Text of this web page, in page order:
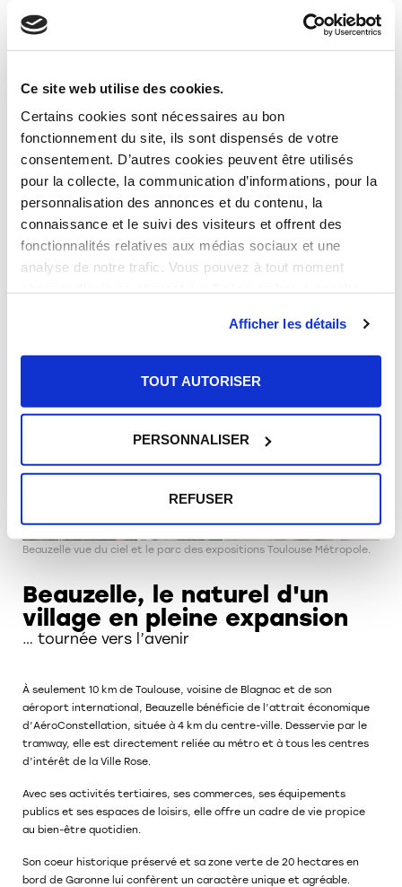
Ce site web utilise des cookies.
Certains cookies sont nécessaires au bon
fonctionnement du site, ils sont dispensés de votre
consentement. D’autres cookies peuvent être utilisés
pour la collecte, la communication d’informations, pour la
personnalisation des annonces et du contenu, la
connaissance et le suivi des visiteurs et offrent des
fonctionnalités relatives aux médias sociaux et une
analyse de notre trafic. Vous pouvez à tout moment
Afficher les détails
TOUT AUTORISER
PERSONNALISER
REFUSER
Transports depuis Beauzelle
· Accès A20, A61, A62, A64, A66, A68,
A75
·À 15 km de la gare de Toulouse-
Matabiau
·À 11 min de l’aéroport Toulouse
Beauzelle vue du ciel et le parc des expositions Toulouse Métropole.
Beauzelle, le naturel d'un
village en pleine expansion
… tournée vers l’avenir
À seulement 10 km de Toulouse, voisine de Blagnac et de son
aéroport international, Beauzelle bénéficie de l’attrait économique
d’AéroConstellation, située à 4 km du centre-ville. Desservie par le
tramway, elle est directement reliée au métro et à tous les centres
d’intérêt de la Ville Rose.
Avec ses activités tertiaires, ses commerces, ses équipements
publics et ses espaces de loisirs, elle offre un cadre de vie propice
au bien-être quotidien.
Son coeur historique préservé et sa zone verte de 20 hectares en
bord de Garonne lui confèrent un caractère unique et agréable.